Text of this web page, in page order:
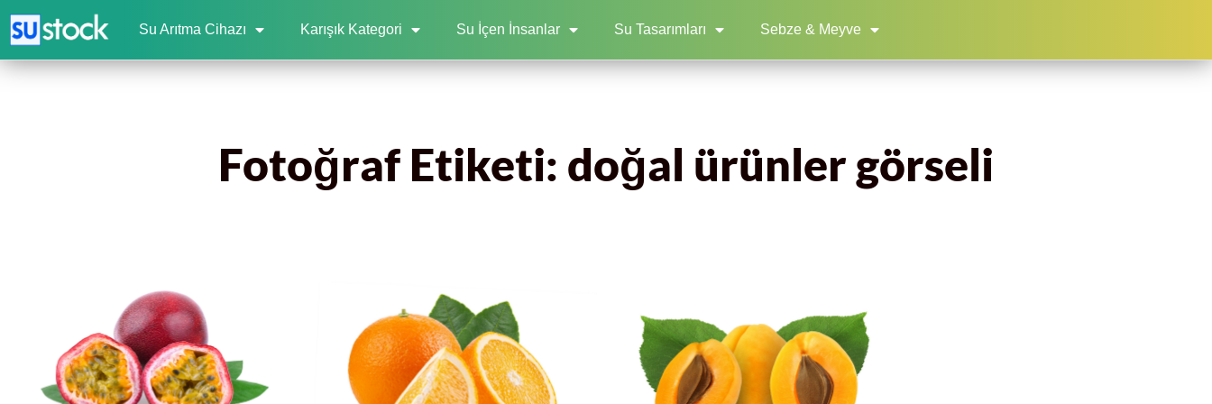
Su Arıtma Cihazı Karışık Kategori Su İçen İnsanlar Su Tasarımları Sebze & Meyve
Fotoğraf Etiketi: doğal ürünler görseli